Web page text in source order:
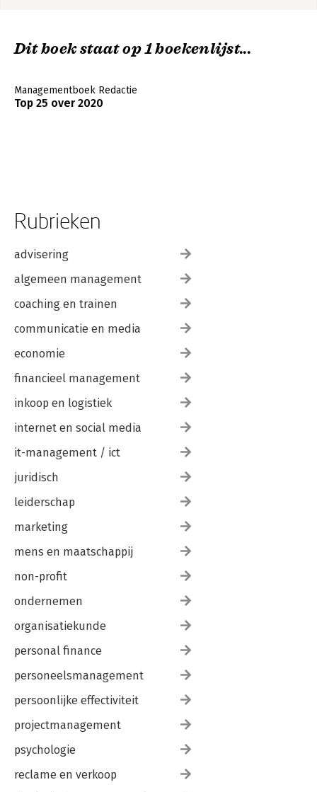
Dit boek staat op 1 boekenlijst...
Managementboek Redactie
Top 25 over 2020
Rubrieken
advisering
algemeen management
coaching en trainen
communicatie en media
economie
financieel management
inkoop en logistiek
internet en social media
it-management / ict
juridisch
leiderschap
marketing
mens en maatschappij
non-profit
ondernemen
organisatiekunde
personal finance
personeelsmanagement
persoonlijke effectiviteit
projectmanagement
psychologie
reclame en verkoop